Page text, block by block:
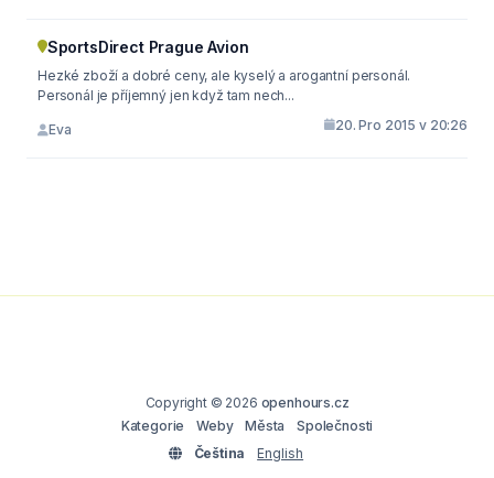
SportsDirect Prague Avion
Hezké zboží a dobré ceny, ale kyselý a arogantní personál.
Personál je příjemný jen když tam nech...
Eva 20. Pro 2015 v 20:26
Copyright © 2026 openhours.cz
Kategorie
Weby Města
Společnosti
Čeština
English